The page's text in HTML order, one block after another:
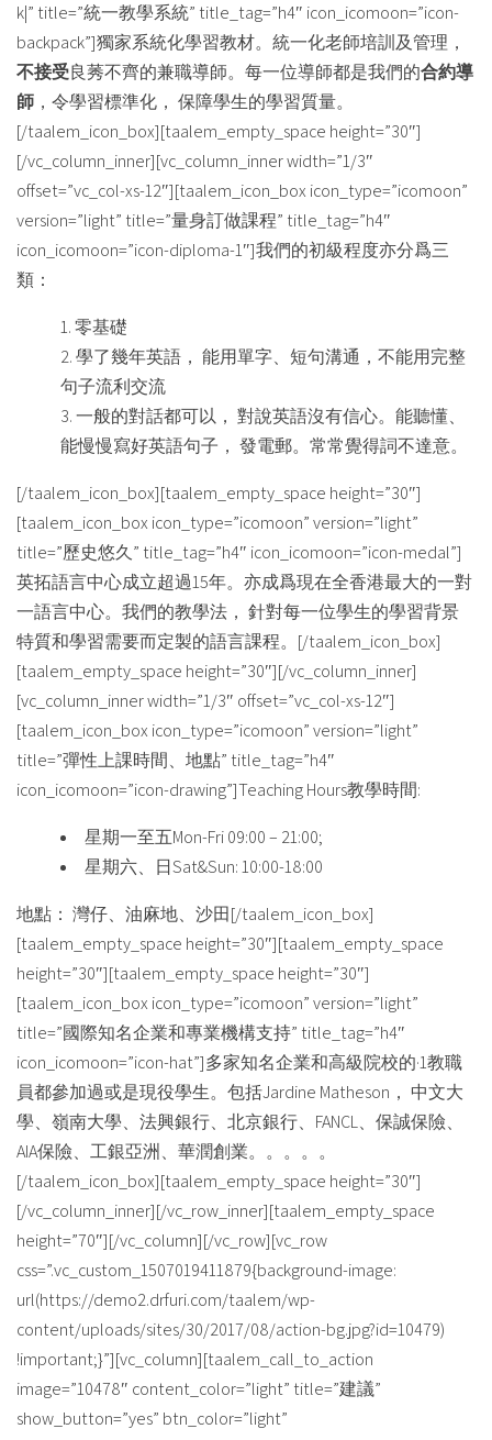
k|” title=”統一教學系統” title_tag=”h4″ icon_icomoon=”icon-
backpack”]獨家系統化學習教材。統一化老師培訓及管理，
不接受良莠不齊的兼職導師。每一位導師都是我們的合約導
師 ，令學習標準化， 保障學生的學習質量。
[/taalem_icon_box][taalem_empty_space height=”30″]
[/vc_column_inner][vc_column_inner width=”1/3″
offset=”vc_col-xs-12″][taalem_icon_box icon_type=”icomoon”
version=”light” title=”量身訂做課程” title_tag=”h4″
icon_icomoon=”icon-diploma-1″]我們的初級程度亦分爲三
類：
零基礎
學了幾年英語， 能用單字、短句溝通，不能用完整
句子流利交流
一般的對話都可以， 對說英語沒有信心。能聽懂、
能慢慢寫好英語句子， 發電郵。常常覺得詞不達意。
[/taalem_icon_box][taalem_empty_space height=”30″]
[taalem_icon_box icon_type=”icomoon” version=”light”
title=”歷史悠久” title_tag=”h4″ icon_icomoon=”icon-medal”]
英拓語言中心成立超過15年。亦成爲現在全香港最大的一對
一語言中心。我們的教學法， 針對每一位學生的學習背景
特質和學習需要而定製的語言課程。[/taalem_icon_box]
[taalem_empty_space height=”30″][/vc_column_inner]
[vc_column_inner width=”1/3″ offset=”vc_col-xs-12″]
[taalem_icon_box icon_type=”icomoon” version=”light”
title=”彈性上課時間、地點” title_tag=”h4″
icon_icomoon=”icon-drawing”]Teaching Hours教學時間:
星期一至五Mon-Fri 09:00 – 21:00;
星期六、日Sat&Sun: 10:00-18:00
地點： 灣仔、油麻地、沙田[/taalem_icon_box]
[taalem_empty_space height=”30″][taalem_empty_space
height=”30″][taalem_empty_space height=”30″]
[taalem_icon_box icon_type=”icomoon” version=”light”
title=”國際知名企業和專業機構支持” title_tag=”h4″
icon_icomoon=”icon-hat”]多家知名企業和高級院校的·1教職
員都參加過或是現役學生。包括Jardine Matheson， 中文大
學、嶺南大學、法興銀行、北京銀行、FANCL、保誠保險、
AIA保險、工銀亞洲、華潤創業。。。。。
[/taalem_icon_box][taalem_empty_space height=”30″]
[/vc_column_inner][/vc_row_inner][taalem_empty_space
height=”70″][/vc_column][/vc_row][vc_row
css=”.vc_custom_1507019411879{background-image:
url(https://demo2.drfuri.com/taalem/wp-
content/uploads/sites/30/2017/08/action-bg.jpg?id=10479)
!important;}”][vc_column][taalem_call_to_action
image=”10478″ content_color=”light” title=”建議”
show_button=”yes” btn_color=”light”